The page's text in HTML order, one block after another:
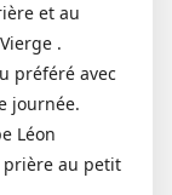
et au
.
préféré avec
journée.
Léon
prière au petit